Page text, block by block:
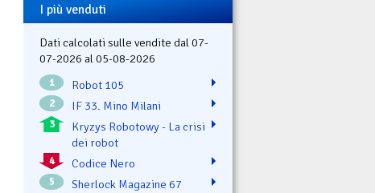
I più venduti
Dati calcolati sulle vendite dal 07-
07-2026 al 05-08-2026
1 Robot 105
2 IF 33. Mino Milani
3
Kryzys Robotowy - La crisi
dei robot
4 Codice Nero
5 Sherlock Magazine 67